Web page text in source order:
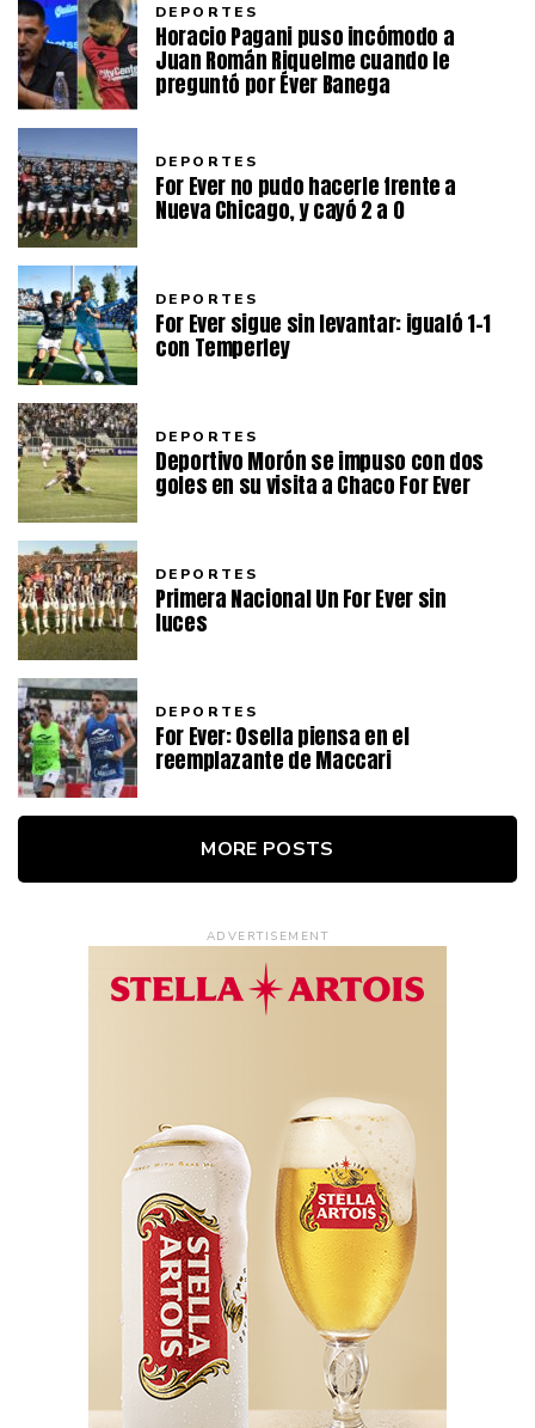
DEPORTES
Horacio Pagani puso incómodo a
Juan Román Riquelme cuando le
preguntó por Éver Banega
DEPORTES
For Ever no pudo hacerle frente a
Nueva Chicago, y cayó 2 a 0
DEPORTES
For Ever sigue sin levantar: igualó 1-1
con Temperley
DEPORTES
Deportivo Morón se impuso con dos
goles en su visita a Chaco For Ever
DEPORTES
Primera Nacional Un For Ever sin
luces
DEPORTES
For Ever: Osella piensa en el
reemplazante de Maccari
MORE POSTS
ADVERTISEMENT